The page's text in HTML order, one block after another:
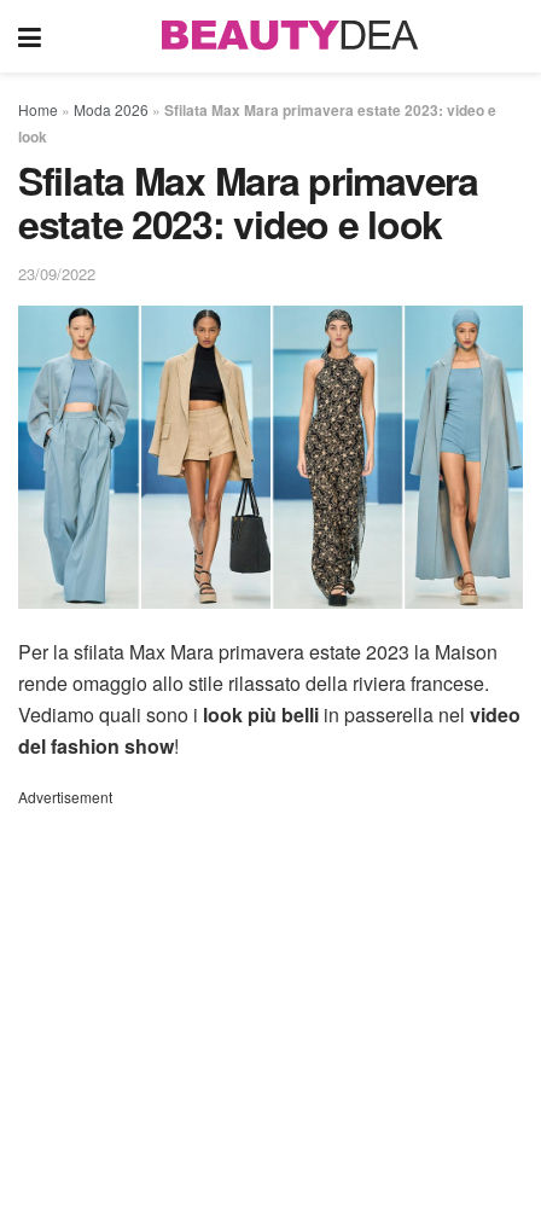
Home » Moda 2026 » Sfilata Max Mara primavera estate 2023: video e
look
Sfilata Max Mara primavera
estate 2023: video e look
23/09/2022
Per la sfilata Max Mara primavera estate 2023 la Maison
rende omaggio allo stile rilassato della riviera francese.
Vediamo quali sono i look più belli in passerella nel video
del fashion show!
Advertisement